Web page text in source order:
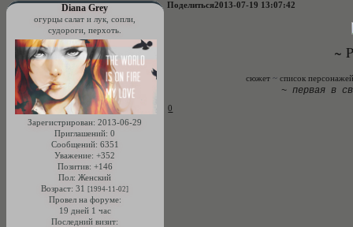
Поделиться2013-07-19 13:07:42
Diana Grey
огурцы салат и лук, сопли,
судороги, перхоть.
Зарегистрирован: 2013-06-29
Приглашений: 0
Сообщений: 6351
Уважение: +352
Позитив: +146
Пол: Женский
Возраст: 31[1994-11-02]
Провел на форуме:
19 дней 1 час
Последний визит:
~
сюжет~ список персонажей
~первая в
0